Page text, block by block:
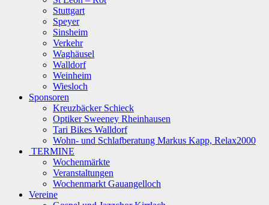
Stuttgart
Speyer
Sinsheim
Verkehr
Waghäusel
Walldorf
Weinheim
Wiesloch
Sponsoren
Kreuzbäcker Schieck
Optiker Sweeney Rheinhausen
Tari Bikes Walldorf
Wohn- und Schlafberatung Markus Kapp, Relax2000
TERMINE
Wochenmärkte
Veranstaltungen
Wochenmarkt Gauangelloch
Vereine